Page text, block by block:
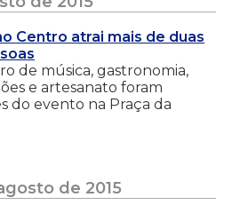
Centro atrai mais de duas
de música, gastronomia,
e artesanato foram
do evento na Praça da
de 2015